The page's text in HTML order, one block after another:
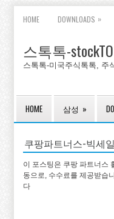
HOME DOWNLOADS »
스톡톡-
스톡톡-미국주식톡톡, 주
HOME 삼성 »
쿠팡파트너스-빅세일
이 포스팅은 쿠팡 파트너스
동으로, 수수료를 제공받습니
다